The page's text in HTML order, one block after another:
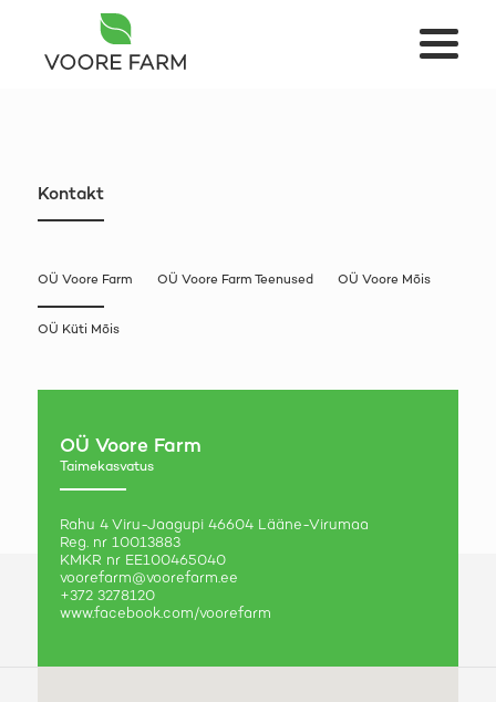
Kontakt
OÜ Voore Farm OÜ Voore Farm Teenused OÜ Voore Mõis
OÜ Küti Mõis
OÜ Voore Farm
Taimekasvatus
Rahu 4 Viru-Jaagupi 46604 Lääne-Virumaa
Reg. nr 10013883
KMKR nr EE100465040
voorefarm@voorefarm.ee
+372 3278120
www.facebook.com/voorefarm